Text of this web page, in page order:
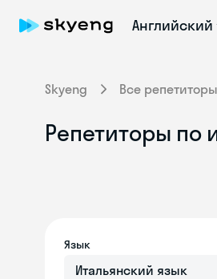
Английский
Skyeng Все репетиторы
Репетиторы по
Язык
Итальянский язык